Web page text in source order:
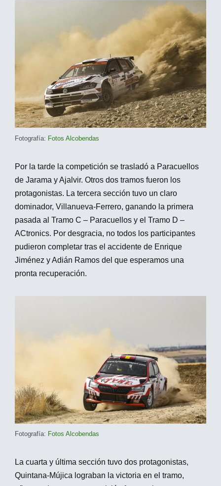
Fotografía: Fotos Alcobendas
Por la tarde la competición se trasladó a Paracuellos
de Jarama y Ajalvir. Otros dos tramos fueron los
protagonistas. La tercera sección tuvo un claro
dominador, Villanueva-Ferrero, ganando la primera
pasada al Tramo C – Paracuellos y el Tramo D –
ACtronics. Por desgracia, no todos los participantes
pudieron completar tras el accidente de Enrique
Jiménez y Adián Ramos del que esperamos una
pronta recuperación.
Fotografía: Fotos Alcobendas
La cuarta y última sección tuvo dos protagonistas,
Quintana-Mújica lograban la victoria en el tramo,